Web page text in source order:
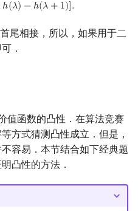
ℎ(𝜆) − ℎ(𝜆 + 1)].
h(λ)− h( λ+1) .
尾相接，所以，如果用于二
．
值函数的凸性．在算法竞赛
方式猜测凸性成立．但是，
容易．本节结合如下经典题
凸性的方法．